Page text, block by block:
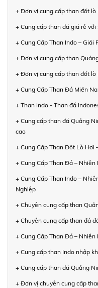
+ Đơn vị cung cấp than đốt
+ Cung cấp than đá giá rẻ
+ Cung Cấp Than Indo – Giải
+ Đơn vị cung cấp than
+ Đơn vị cung cấp than đốt
+ Cung Cấp Than Đá Miền
+ Than Indo - Than đá
+ Cung cấp than đá Quảng
cao
+ Cung Cấp Than Đốt Lò Hơi
+ Cung Cấp Than Đá –
+ Cung Cấp Than Indo –
Nghiệp
+ Chuyên cung cấp than
+ Chuyên cung cấp than đá
+ Cung Cấp Than Đá –
+ Cung cấp than Indo nhập
+ Cung cấp than đá Quảng
+ Đơn vị chuyên cung cấp